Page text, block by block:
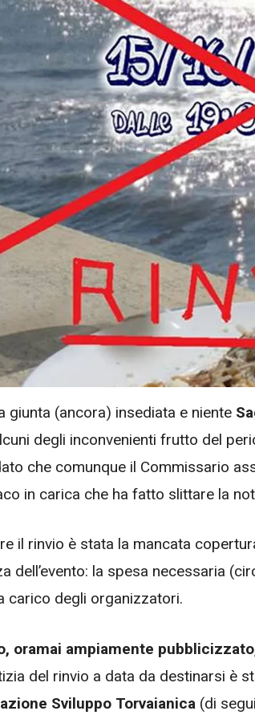
giunta (ancora) insediata e niente
degli inconvenienti frutto del
che comunque il Commissario
in carica che ha fatto slittare la
il rinvio è stata la mancata
dell’evento: la spesa necessaria
carico degli organizzatori.
oramai ampiamente
del rinvio a data da destinarsi è
Sviluppo Torvaianica (di